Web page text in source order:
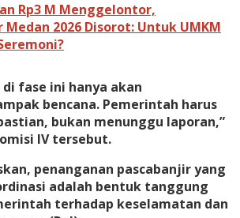
Rp3 M Menggelontor,
Medan 2026 Disorot: Untuk UMKM
di fase ini hanya akan
bencana. Pemerintah harus
bukan menunggu laporan,”
IV tersebut.
penanganan pascabanjir yang
adalah bentuk tanggung
terhadap keselamatan dan